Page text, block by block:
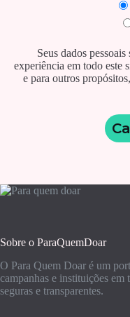
Seus dados
experiência em todo este
e para outros
Sobre o ParaQuemDoar
O Para Quem Doar é um
campanhas e instituições
seguras e transparentes.